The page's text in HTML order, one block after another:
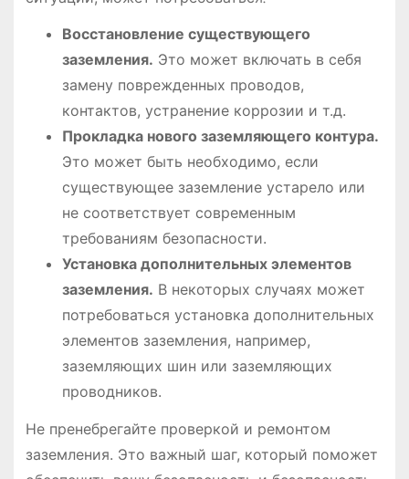
Восстановление существующего
заземления. Это может включать в себя
замену поврежденных проводов,
контактов, устранение коррозии и т.д.
Прокладка нового заземляющего контура.
Это может быть необходимо, если
существующее заземление устарело или
не соответствует современным
требованиям безопасности.
Установка дополнительных элементов
заземления. В некоторых случаях может
потребоваться установка дополнительных
элементов заземления, например,
заземляющих шин или заземляющих
проводников.
Не пренебрегайте проверкой и ремонтом
заземления. Это важный шаг, который поможет